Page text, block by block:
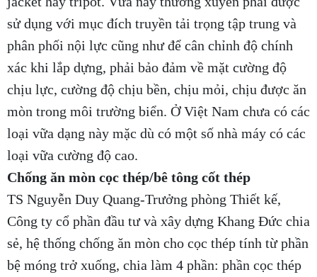
sử dụng với mục đích truyền tải trọng tập trung và
phân phối nội lực cũng như để cân chỉnh độ chính
xác khi lắp dựng, phải bảo đảm về mặt cường độ
chịu lực, cường độ chịu bền, chịu mỏi, chịu được ăn
mòn trong môi trường biển. Ở Việt Nam chưa có các
loại vữa dạng này mặc dù có một số nhà máy có các
loại vữa cường độ cao.
Chống ăn mòn cọc thép/bê tông cốt thép
TS Nguyễn Duy Quang-Trưởng phòng Thiết kế,
Công ty cổ phần đầu tư và xây dựng Khang Đức chia
sẻ, hệ thống chống ăn mòn cho cọc thép tính từ phần
bệ móng trở xuống, chia làm 4 phần: phần cọc thép